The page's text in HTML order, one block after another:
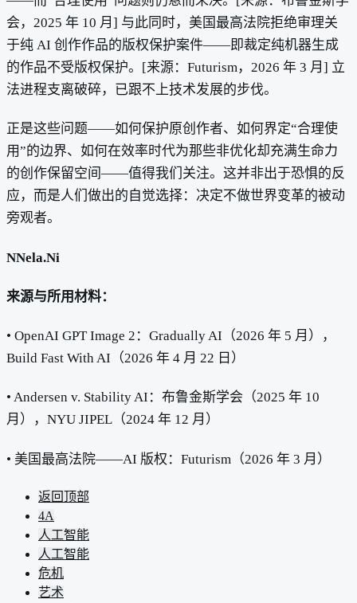
会，2025 年 10 月] 与此同时，美国最高法院拒绝审理关
于纯 AI 创作作品的版权保护案件——即裁定纯机器生成
的作品不受版权保护。[来源：Futurism，2026 年 3 月] 立
法进程支离破碎，已跟不上技术发展的步伐。
正是这些问题——如何保护原创作者、如何界定“合理使
用”的边界、如何在效率时代为那些非优化却充满生命力
的创作保留空间——值得我们关注。这并非出于恐惧的反
应，而是人们做出的自觉选择：决定不做世界变革的被动
旁观者。
NNela.Ni
来源与所用材料：
• OpenAI GPT Image 2：Gradually AI（2026 年 5 月），
Build Fast With AI（2026 年 4 月 22 日）
• Andersen v. Stability AI：布鲁金斯学会（2025 年 10
月），NYU JIPEL（2024 年 12 月）
• 美国最高法院——AI 版权：Futurism（2026 年 3 月）
返回顶部
4A
人工智能
人工智能
危机
艺术